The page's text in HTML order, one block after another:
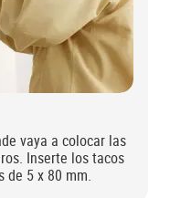
vaya a colocar las
Inserte los tacos
de 5 x 80 mm.